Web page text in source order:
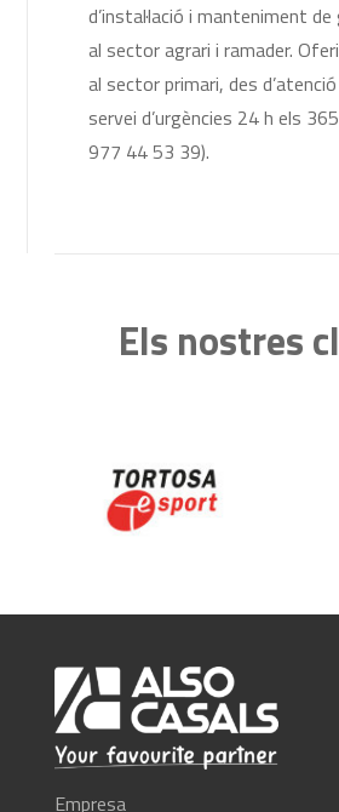
d’instal·lació i manteniment
al sector agrari i ramader.
al sector primari, des
servei d’urgències 24 h els
977 44 53 39).
Els nostres
Empresa